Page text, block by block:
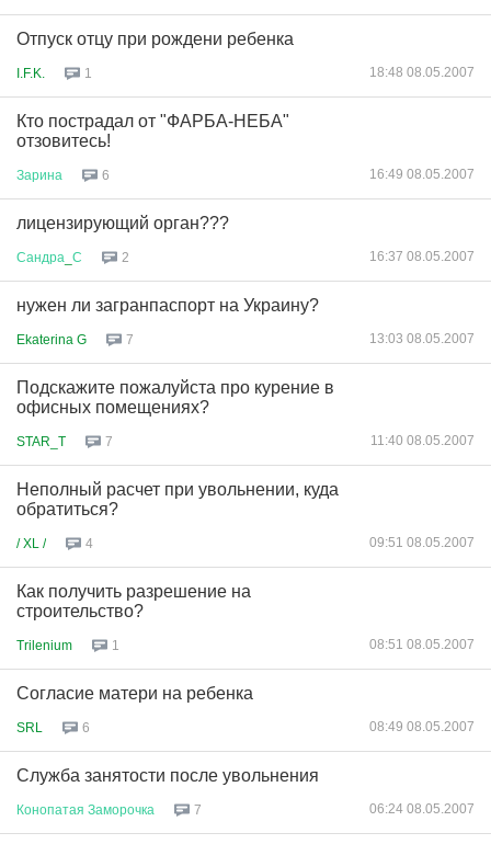
Отпуск отцу при рождени ребенка
I.F.K. 1 18:48 08.05.2007
Кто пострадал от "ФАРБА-НЕБА"
отзовитесь!
Зарина 6 16:49 08.05.2007
лицензирующий орган???
Сандра С 2 16:37 08.05.2007
нужен ли загранпаспорт на Украину?
Ekaterina G 7 13:03 08.05.2007
Подскажите пожалуйста про курение в
офисных помещениях?
STAR_T 7 11:40 08.05.2007
Неполный расчет при увольнении, куда
обратиться?
/ XL / 4 09:51 08.05.2007
Как получить разрешение на
строительство?
Trilenium 1 08:51 08.05.2007
Согласие матери на ребенка
SRL 6 08:49 08.05.2007
Служба занятости после увольнения
Конопатая Заморочка 7 06:24 08.05.2007